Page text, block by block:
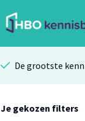
De grootste
Je gekozen filters